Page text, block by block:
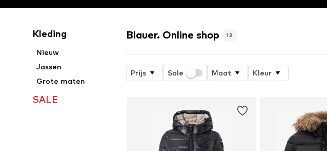
Kleding
Nieuw
Jassen
Grote maten
SALE
Blauer. Online shop 13
Prijs Sale Maat Kleur